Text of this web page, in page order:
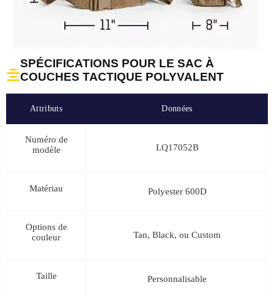
SPÉCIFICATIONS POUR LE SAC À
COUCHES TACTIQUE POLYVALENT
Attributs Données
Numéro de
modèle
LQ17052B
Matériau Polyester 600D
Options de
couleur
Tan, Black, ou Custom
Taille Personnalisable